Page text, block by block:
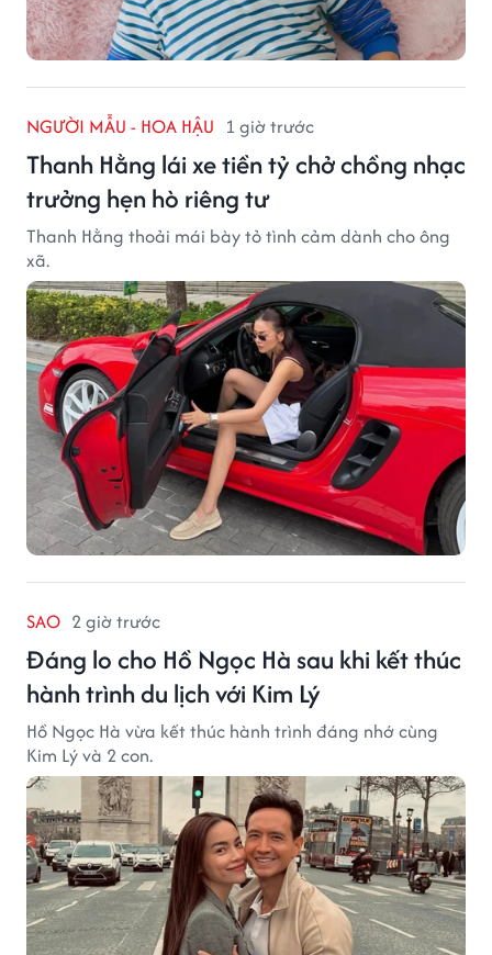
NGƯỜI MẪU - HOA HẬU 1 giờ trước
Thanh Hằng lái xe tiền tỷ chở chồng nhạc
trưởng hẹn hò riêng tư
Thanh Hằng thoải mái bày tỏ tình cảm dành cho ông
xã.
SAO 2 giờ trước
Đáng lo cho Hồ Ngọc Hà sau khi kết thúc
hành trình du lịch với Kim Lý
Hồ Ngọc Hà vừa kết thúc hành trình đáng nhớ cùng
Kim Lý và 2 con.